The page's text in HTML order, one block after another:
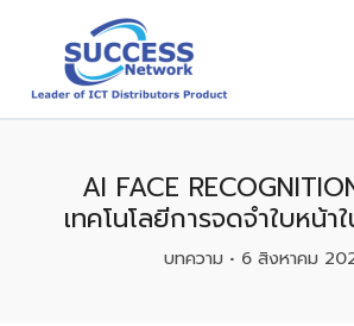
content
AI FACE
เทคโนโลยีการจดจำใบหน้
บทความ • 6 สิงหาคม